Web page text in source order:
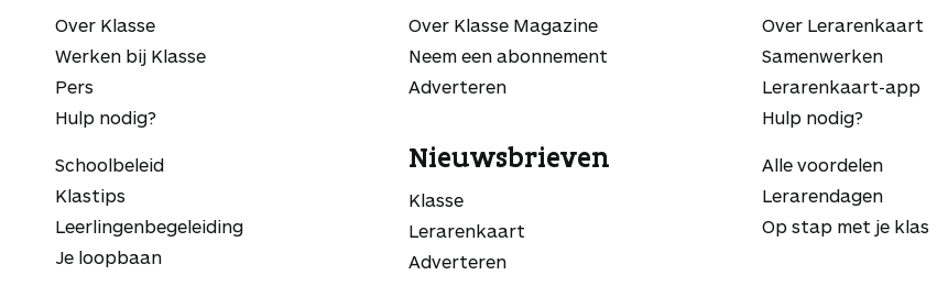
Over Klasse
Werken bij Klasse
Pers
Hulp nodig?
Schoolbeleid
Klastips
Leerlingen­begeleiding
Je loopbaan
Over Klasse Magazine
Neem een abonnement
Adverteren
Nieuwsbrieven
Klasse
Lerarenkaart
Adverteren
Over Lerarenkaart
Samenwerken
Lerarenkaart-app
Hulp nodig?
Alle voordelen
Lerarendagen
Op stap met je klas